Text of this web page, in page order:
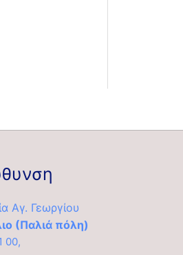
Αγ. Γεωργίου
(Παλιά πόλη)
00,